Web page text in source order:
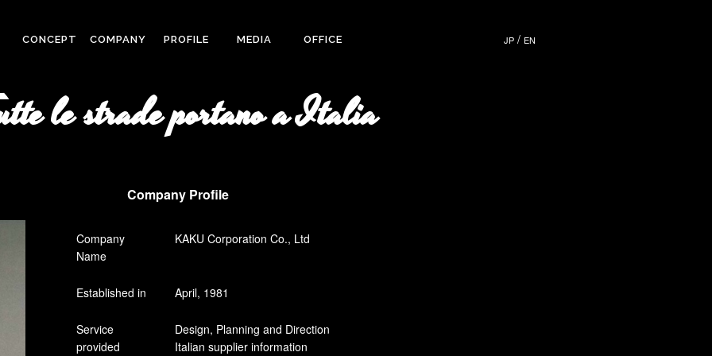
JP/ EN
CONCEPT COMPANY PROFILE MEDIA OFFICE
le strade portano a Italia
Company Profile
Company
Name
KAKU Corporation Co., Ltd
Established in April, 1981
Service
provided
Design, Planning and Direction
Italian supplier information